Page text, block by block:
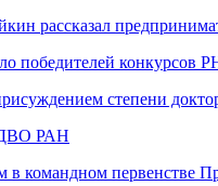
рассказал
победителей конкурсов
степени
ДВО РАН
командном первенстве